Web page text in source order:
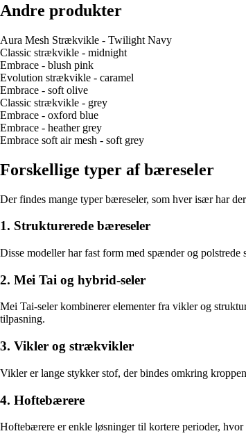
Andre produkter
Aura Mesh Strækvikle - Twilight Navy
Classic strækvikle - midnight
Embrace - blush pink
Evolution strækvikle - caramel
Embrace - soft olive
Classic strækvikle - grey
Embrace - oxford blue
Embrace - heather grey
Embrace soft air mesh - soft grey
Forskellige typer af bæreseler
Der findes mange typer bæreseler, som hver især har
1. Strukturerede bæreseler
Disse modeller har fast form med spænder og
2. Mei Tai og hybrid-seler
Mei Tai-seler kombinerer elementer fra vikler og
tilpasning.
3. Vikler og strækvikler
Vikler er lange stykker stof, der bindes omkring
4. Hoftebærere
Hoftebærere er enkle løsninger til kortere perioder,